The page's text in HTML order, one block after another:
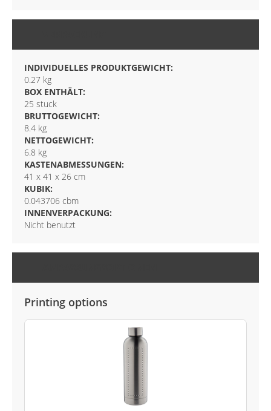
INDIVIDUELLES PRODUKTGEWICHT:
0.27 kg
BOX ENTHÄLT:
25 stuck
BRUTTOGEWICHT:
8.4 kg
NETTOGEWICHT:
6.8 kg
KASTENABMESSUNGEN:
41 x 41 x 26 cm
KUBIK:
0.043706 cbm
INNENVERPACKUNG:
Nicht benutzt
Printing options